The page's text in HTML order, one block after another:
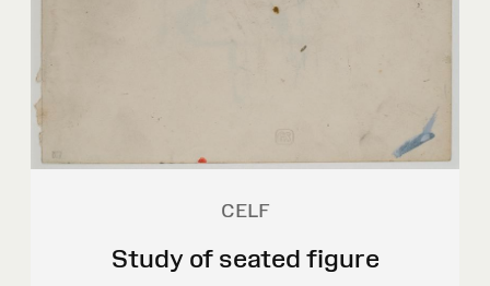
CELF
Study of seated figure